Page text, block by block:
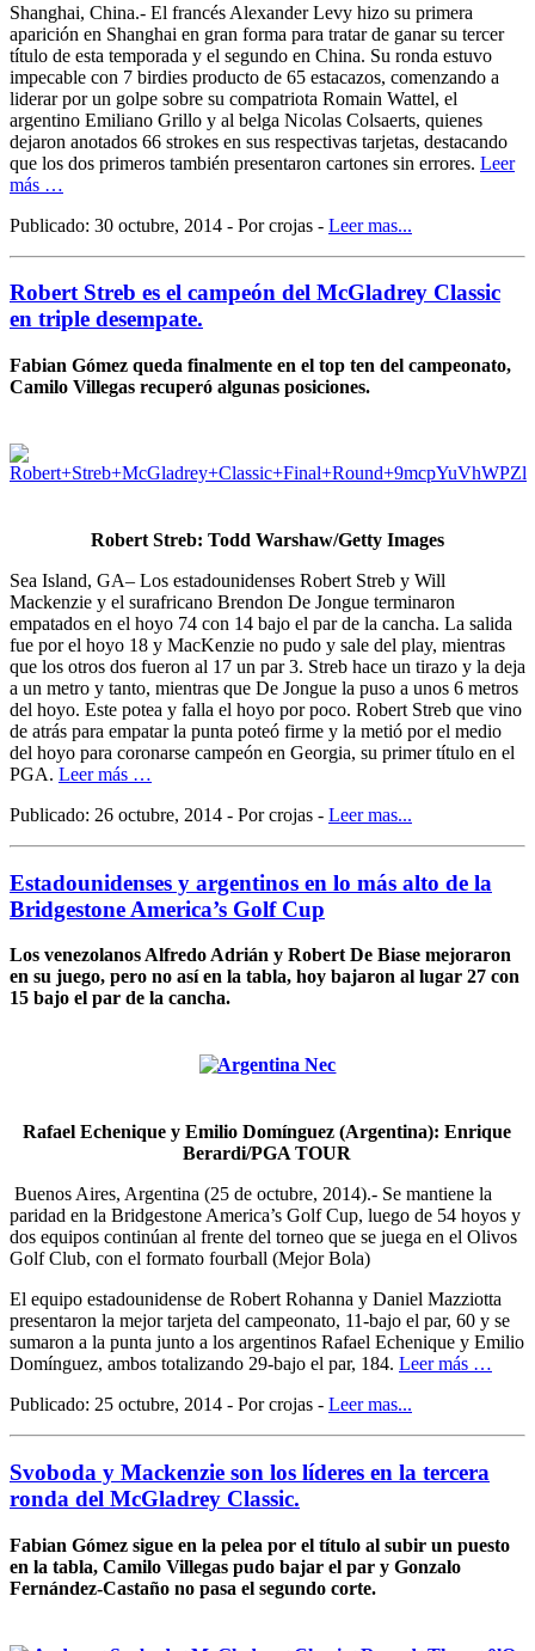
Shanghai, China.- El francés Alexander Levy hizo su primera
aparición en Shanghai en gran forma para tratar de ganar su tercer
título de esta temporada y el segundo en China. Su ronda estuvo
impecable con 7 birdies producto de 65 estacazos, comenzando a
liderar por un golpe sobre su compatriota Romain Wattel, el
argentino Emiliano Grillo y al belga Nicolas Colsaerts, quienes
dejaron anotados 66 strokes en sus respectivas tarjetas, destacando
que los dos primeros también presentaron cartones sin errores. Leer
más …
Publicado: 30 octubre, 2014 - Por crojas - Leer mas...
Robert Streb es el campeón del McGladrey Classic
en triple desempate.
Fabian Gómez queda finalmente en el top ten del campeonato,
Camilo Villegas recuperó algunas posiciones.
Robert Streb: Todd Warshaw/Getty Images
Sea Island, GA– Los estadounidenses Robert Streb y Will
Mackenzie y el surafricano Brendon De Jongue terminaron
empatados en el hoyo 74 con 14 bajo el par de la cancha. La salida
fue por el hoyo 18 y MacKenzie no pudo y sale del play, mientras
que los otros dos fueron al 17 un par 3. Streb hace un tirazo y la deja
a un metro y tanto, mientras que De Jongue la puso a unos 6 metros
del hoyo. Este potea y falla el hoyo por poco. Robert Streb que vino
de atrás para empatar la punta poteó firme y la metió por el medio
del hoyo para coronarse campeón en Georgia, su primer título en el
PGA. Leer más …
Publicado: 26 octubre, 2014 - Por crojas - Leer mas...
Estadounidenses y argentinos en lo más alto de la
Bridgestone America’s Golf Cup
Los venezolanos Alfredo Adrián y Robert De Biase mejoraron
en su juego, pero no así en la tabla, hoy bajaron al lugar 27 con
15 bajo el par de la cancha.
Rafael Echenique y Emilio Domínguez (Argentina): Enrique
Berardi/PGA TOUR
Buenos Aires, Argentina (25 de octubre, 2014).- Se mantiene la
paridad en la Bridgestone America’s Golf Cup, luego de 54 hoyos y
dos equipos continúan al frente del torneo que se juega en el Olivos
Golf Club, con el formato fourball (Mejor Bola)
El equipo estadounidense de Robert Rohanna y Daniel Mazziotta
presentaron la mejor tarjeta del campeonato, 11-bajo el par, 60 y se
sumaron a la punta junto a los argentinos Rafael Echenique y Emilio
Domínguez, ambos totalizando 29-bajo el par, 184. Leer más …
Publicado: 25 octubre, 2014 - Por crojas - Leer mas...
Svoboda y Mackenzie son los líderes en la tercera
ronda del McGladrey Classic.
Fabian Gómez sigue en la pelea por el título al subir un puesto
en la tabla, Camilo Villegas pudo bajar el par y Gonzalo
Fernández-Castaño no pasa el segundo corte.